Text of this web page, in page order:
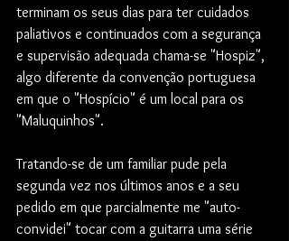
terminam os seus dias para ter cuidados
paliativos e continuados com a segurança
e supervisão adequada chama-se "Hospiz",
algo diferente da convenção portuguesa
em que o "Hospício" é um local para os
"Maluquinhos".
Tratando-se de um familiar pude pela
segunda vez nos últimos anos e a seu
pedido em que parcialmente me "auto-
convidei" tocar com a guitarra uma série